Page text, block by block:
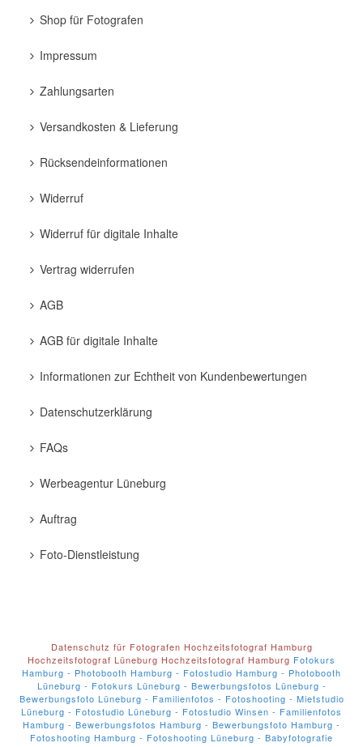
Shop für Fotografen
Impressum
Zahlungsarten
Versandkosten & Lieferung
Rücksendeinformationen
Widerruf
Widerruf für digitale Inhalte
Vertrag widerrufen
AGB
AGB für digitale Inhalte
Informationen zur Echtheit von Kundenbewertungen
Datenschutzerklärung
FAQs
Werbeagentur Lüneburg
Auftrag
Foto-Dienstleistung
Datenschutz für Fotografen Hochzeitsfotograf Hamburg
Hochzeitsfotograf Lüneburg Hochzeitsfotograf Hamburg Fotokurs
Hamburg - Photobooth Hamburg - Fotostudio Hamburg - Photobooth
Lüneburg - Fotokurs Lüneburg - Bewerbungsfotos Lüneburg -
Bewerbungsfoto Lüneburg - Familienfotos - Fotoshooting - Mietstudio
Lüneburg - Fotostudio Lüneburg - Fotostudio Winsen - Familienfotos
Hamburg - Bewerbungsfotos Hamburg - Bewerbungsfoto Hamburg -
Fotoshooting Hamburg - Fotoshooting Lüneburg - Babyfotografie